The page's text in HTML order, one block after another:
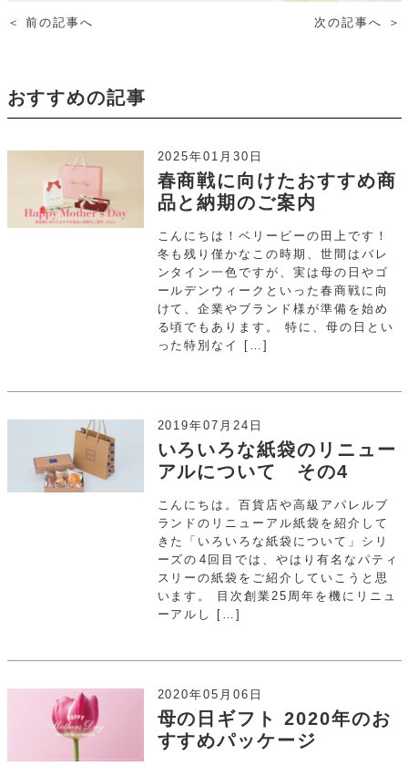
＜前の記事へ 次の記事へ ＞
おすすめの記事
春商戦に向けたおすすめ商
品と納期のご案内
2025年01月30日
こんにちは！ベリービーの田上です！
冬も残り僅かなこの時期、世間はバレ
ンタイン一色ですが、実は母の日やゴ
ールデンウィークといった春商戦に向
けて、企業やブランド様が準備を始め
る頃でもあります。 特に、母の日とい
った特別なイ […]
いろいろな紙袋のリニュー
アルについて その4
2019年07月24日
こんにちは。百貨店や高級アパレルブ
ランドのリニューアル紙袋を紹介して
きた「いろいろな紙袋について」シリ
ーズの4回目では、やはり有名なパティ
スリーの紙袋をご紹介していこうと思
います。 目次創業25周年を機にリニュ
ーアルし […]
母の日ギフト 2020年のお
すすめパッケージ
2020年05月06日